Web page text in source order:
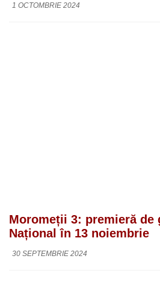
1 OCTOMBRIE 2024
Moromeții 3: premieră de
Național în 13 noiembrie
30 SEPTEMBRIE 2024